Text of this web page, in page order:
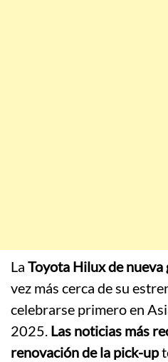
La Toyota Hilux de nueva
vez más cerca de su
celebrarse primero en
2025. Las noticias más
renovación de la pick-up